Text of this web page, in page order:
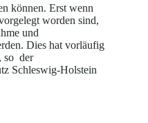
können. Erst wenn
worden sind,
und
Dies hat vorläufig
so der
Schleswig-Holstein